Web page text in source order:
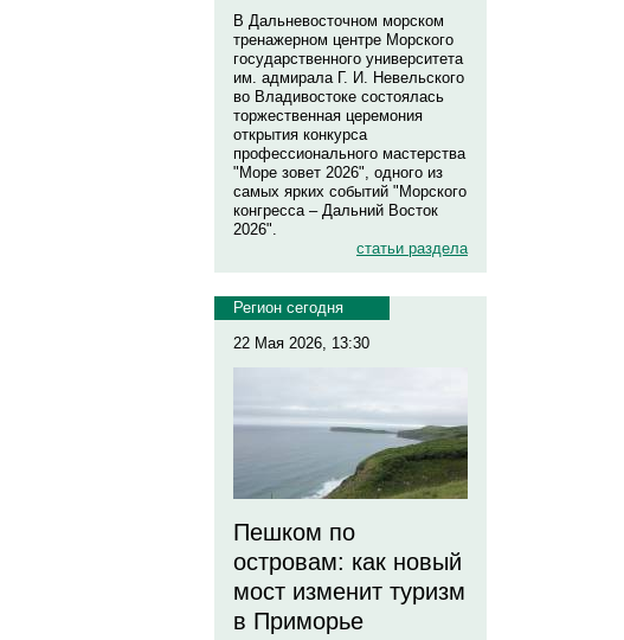
В Дальневосточном морском
тренажерном центре Морского
государственного университета
им. адмирала Г. И. Невельского
во Владивостоке состоялась
торжественная церемония
открытия конкурса
профессионального мастерства
"Море зовет 2026", одного из
самых ярких событий "Морского
конгресса – Дальний Восток
2026".
статьи раздела
Регион сегодня
22 Мая 2026, 13:30
Пешком по
островам: как новый
мост изменит туризм
в Приморье